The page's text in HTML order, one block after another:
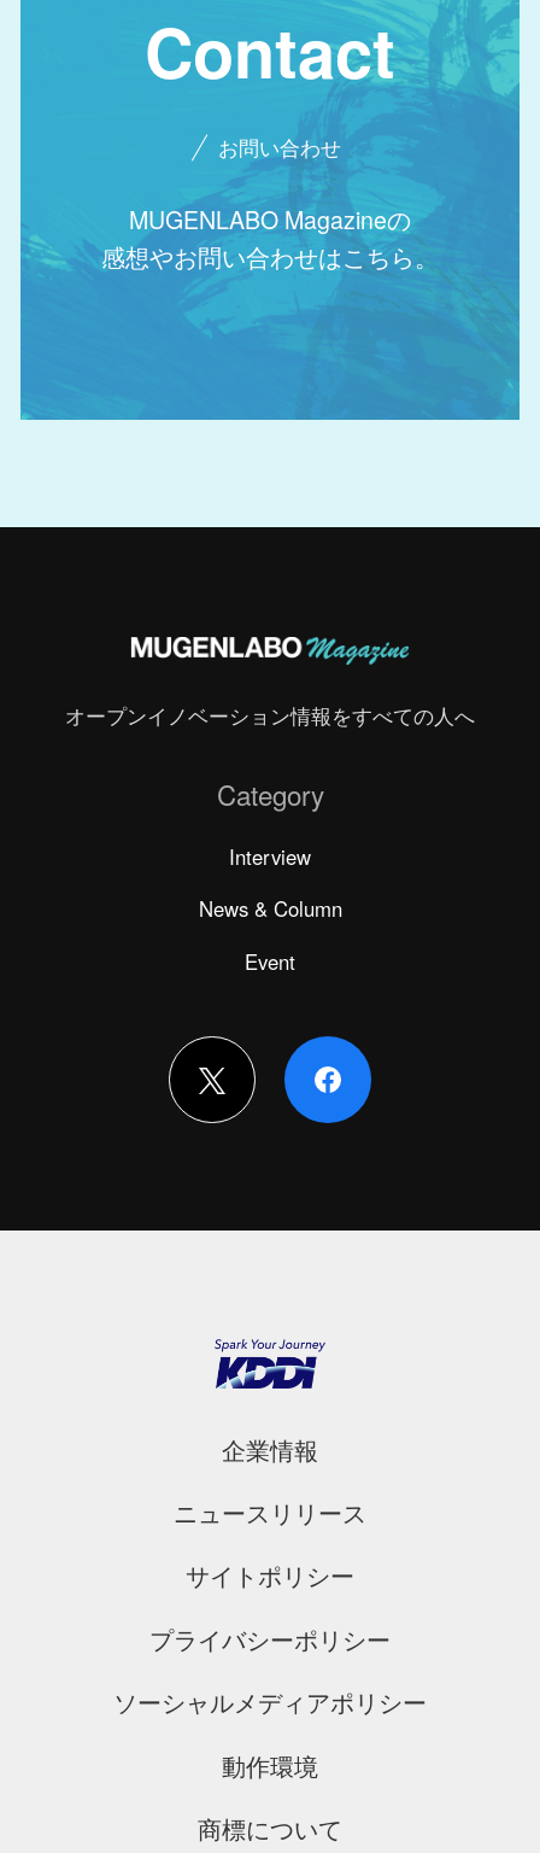
Contact
お問い合わせ
MUGENLABO Magazineの
感想やお問い合わせはこちら。
オープンイノベーション情報をすべての人へ
Category
Interview
News & Column
Event
企業情報
ニュースリリース
サイトポリシー
プライバシーポリシー
ソーシャルメディアポリシー
動作環境
商標について